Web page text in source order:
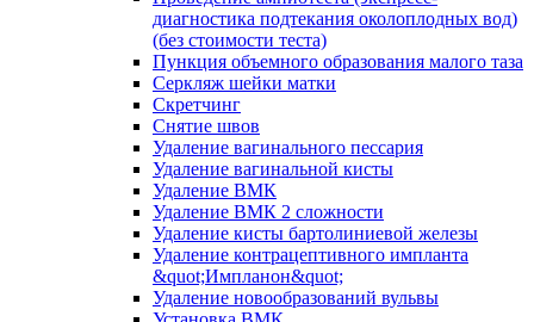
диагностика подтекания околоплодных вод)
(без стоимости теста)
Пункция объемного образования малого таза
Серкляж шейки матки
Скретчинг
Снятие швов
Удаление вагинального пессария
Удаление вагинальной кисты
Удаление ВМК
Удаление ВМК 2 сложности
Удаление кисты бартолиниевой железы
Удаление контрацептивного импланта
&quot;Импланон&quot;
Удаление новообразований вульвы